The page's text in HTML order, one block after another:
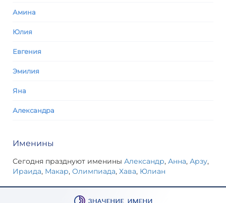
Амина
Юлия
Евгения
Эмилия
Яна
Александра
Именины
Сегодня празднуют именины Александр, Анна, Арзу,
Ираида, Макар, Олимпиада, Хава, Юлиан